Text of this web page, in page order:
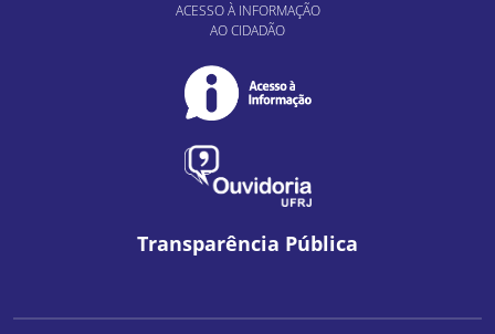
ACESSO À INFORMAÇÃO
AO CIDADÃO
Transparência Pública